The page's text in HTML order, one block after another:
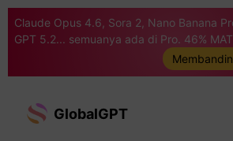
Claude Opus 4.6, Sora 2, Nano Banana
GPT 5.2... semuanya ada di Pro. 46%
GlobalGPT